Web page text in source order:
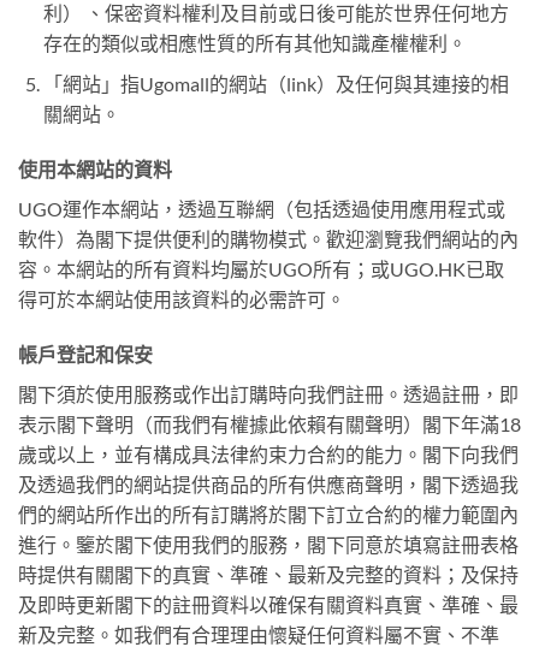
利） 、保密資料權利及目前或日後可能於世界任何地方
存在的類似或相應性質的所有其他知識產權權利。
「網站」指Ugomall的網站（link）及任何與其連接的相
關網站。
使用本網站的資料
UGO運作本網站，透過互聯網（包括透過使用應用程式或
軟件）為閣下提供便利的購物模式。歡迎瀏覽我們網站的內
容。本網站的所有資料均屬於UGO所有；或UGO.HK已取
得可於本網站使用該資料的必需許可。
帳戶登記和保安
閣下須於使用服務或作出訂購時向我們註冊。透過註冊，即
表示閣下聲明（而我們有權據此依賴有關聲明）閣下年滿18
歲或以上，並有構成具法律約束力合約的能力。閣下向我們
及透過我們的網站提供商品的所有供應商聲明，閣下透過我
們的網站所作出的所有訂購將於閣下訂立合約的權力範圍內
進行。鑒於閣下使用我們的服務，閣下同意於填寫註冊表格
時提供有關閣下的真實、準確、最新及完整的資料；及保持
及即時更新閣下的註冊資料以確保有關資料真實、準確、最
新及完整。如我們有合理理由懷疑任何資料屬不實、不準